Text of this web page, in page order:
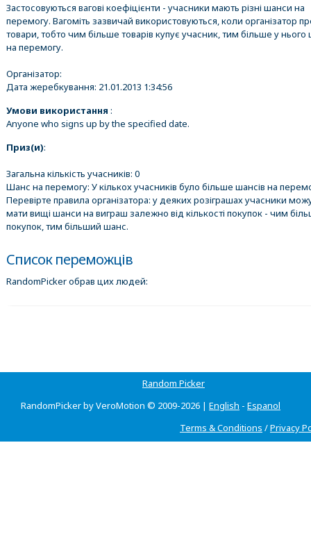
Застосовуються вагові коефіцієнти - учасники мають різні шанси на
перемогу. Вагоміть зазвичай використовуються, коли організатор
товари, тобто чим більше товарів купує учасник, тим більше у нього
на перемогу.
Організатор:
Дата жеребкування: 21.01.2013 1:34:56
Умови використання :
Anyone who signs up by the specified date.
Приз(и):
Загальна кількість учасників: 0
Шанс на перемогу: У кількох учасників було більше шансів на
Перевірте правила організатора: у деяких розіграшах учасники
мати вищі шанси на виграш залежно від кількості покупок - чим
покупок, тим більший шанс.
Список переможців
RandomPicker обрав цих людей:
Random Picker
RandomPicker by VeroMotion © 2009-2026 | English - Espanol
Terms & Conditions /Privacy